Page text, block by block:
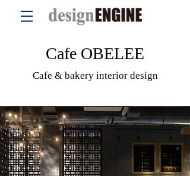
Cafe OBELEE
Cafe & bakery interior design